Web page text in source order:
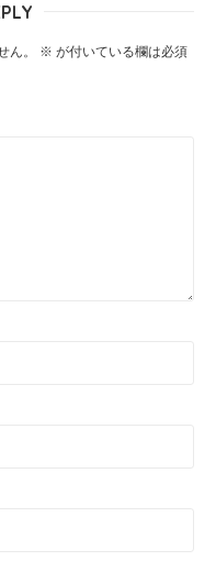
。 ※ が付いている欄は必須